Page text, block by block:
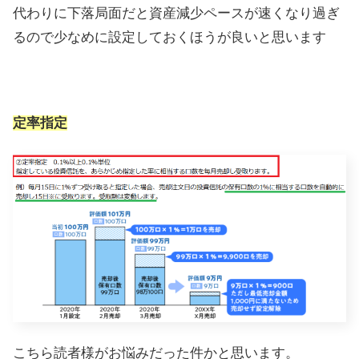
代わりに下落局面だと資産減少ペースが速くなり過ぎ
るので少なめに設定しておくほうが良いと思います
定率指定
こちら読者様がお悩みだった件かと思います。